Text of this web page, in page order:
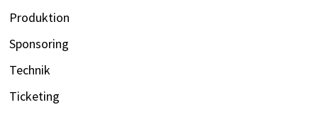
Produktion
Sponsoring
Technik
Ticketing